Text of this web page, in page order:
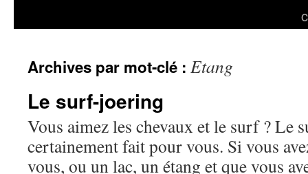
Archives par mot-clé : Etang
Le surf-joering
Vous aimez les chevaux et le surf ? Le
certainement fait pour vous. Si vous
vous, ou un lac, un étang et que vous